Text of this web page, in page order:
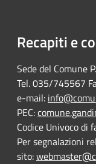
Recapiti e
Sede del Comune
Tel. 035/745567
e-mail:
PEC:
Codice Univoco di
Per segnalazioni
sito: